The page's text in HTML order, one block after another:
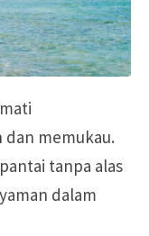
memukau.
tanpa alas
dalam